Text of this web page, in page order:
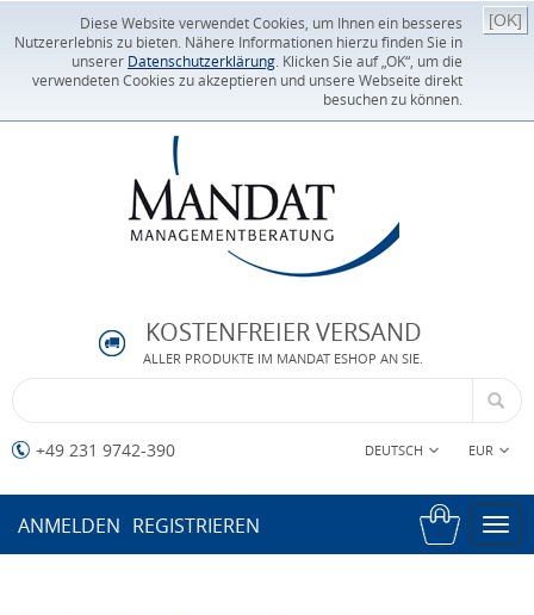
Diese Website verwendet Cookies, um Ihnen ein besseres
Nutzererlebnis zu bieten. Nähere Informationen hierzu finden Sie in
unserer Datenschutzerklärung . Klicken Sie auf „OK“, um die
verwendeten Cookies zu akzeptieren und unsere Webseite direkt
besuchen zu können.
[OK]
KOSTENFREIER VERSAND
ALLER PRODUKTE IM MANDAT ESHOP AN SIE.
+49 231 9742-390 DEUTSCH EUR
ANMELDEN REGISTRIEREN